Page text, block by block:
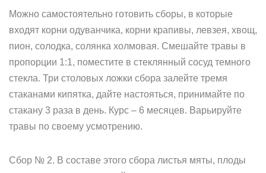
Можно самостоятельно готовить сборы, в которые
входят корни одуванчика, корни крапивы, левзея, хвощ,
пион, солодка, солянка холмовая. Смешайте травы в
пропорции 1:1, поместите в стеклянный сосуд темного
стекла. Три столовых ложки сбора залейте тремя
стаканами кипятка, дайте настояться, принимайте по
стакану 3 раза в день. Курс – 6 месяцев. Варьируйте
травы по своему усмотрению.
Сбор № 2. В составе этого сбора листья мяты, плоды